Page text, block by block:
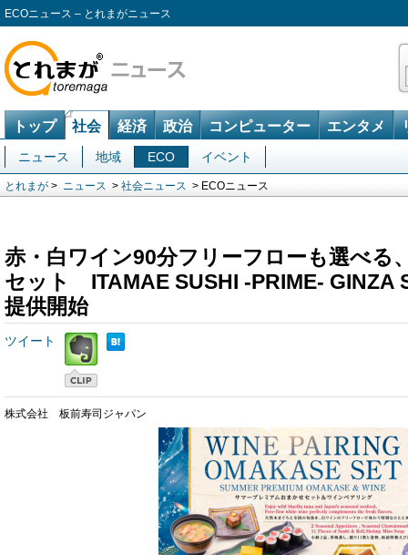
ECOニュース – とれまがニュース
トップ 社会 経済 政治 コンピューター エンタメ
ニュース 地域 ECO イベント
とれまが > ニュース > 社会ニュース > ECOニュース
赤・白ワイン90分フリーフローも選べる
セット ITAMAE SUSHI -PRIME- GINZA
提供開始
ツイート
株式会社 板前寿司ジャパン